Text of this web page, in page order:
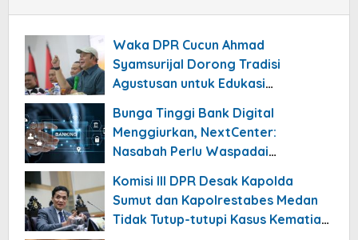
Waka DPR Cucun Ahmad
Syamsurijal Dorong Tradisi
Agustusan untuk Edukasi
Bunga Tinggi Bank Digital
Menggiurkan, NextCenter:
Nasabah Perlu Waspadai
Komisi III DPR Desak Kapolda
Sumut dan Kapolrestabes Medan
Tidak Tutup-tutupi Kasus Kematian